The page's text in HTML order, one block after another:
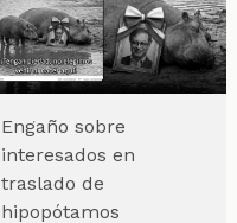
Engaño sobre
interesados en
traslado de
hipopótamos